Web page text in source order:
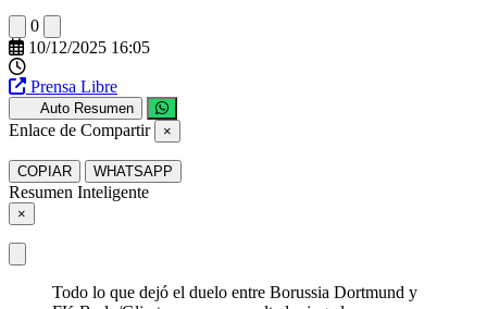
0
10/12/2025 16:05
Prensa Libre
Auto Resumen
Enlace de Compartir ×
COPIAR WHATSAPP
Resumen Inteligente
×
Todo lo que dejó el duelo entre Borussia Dortmund y